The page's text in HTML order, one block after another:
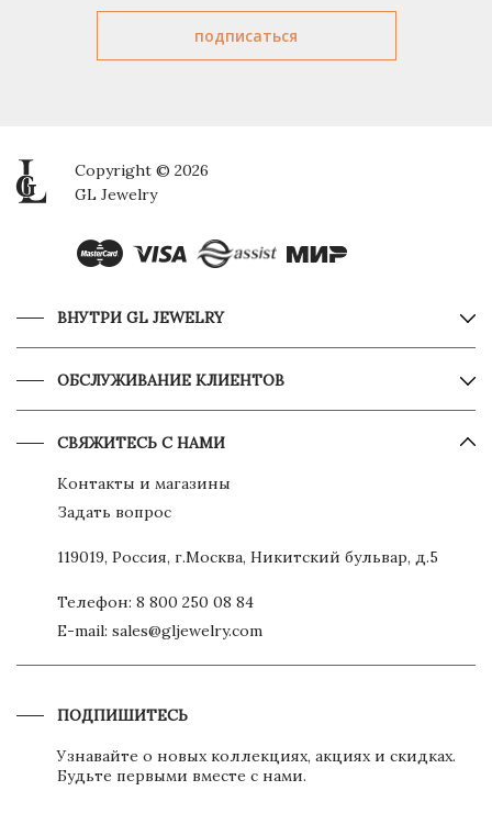
Copyright © 2026
GL Jewelry
ВНУТРИ GL JEWELRY
ОБСЛУЖИВАНИЕ КЛИЕНТОВ
СВЯЖИТЕСЬ С НАМИ
Контакты и магазины
Задать вопрос
119019, Россия, г.Москва, Никитский бульвар, д.5
Телефон: 8 800 250 08 84
E-mail: sales@gljewelry.com
ПОДПИШИТЕСЬ
Узнавайте о новых коллекциях, акциях и скидках.
Будьте первыми вместе с нами.